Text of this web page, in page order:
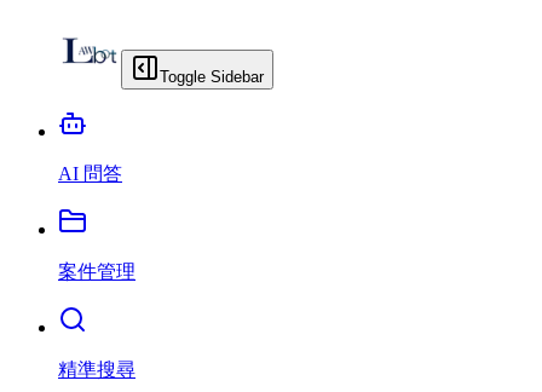
Toggle Sidebar
AI 問答
案件管理
精準搜尋